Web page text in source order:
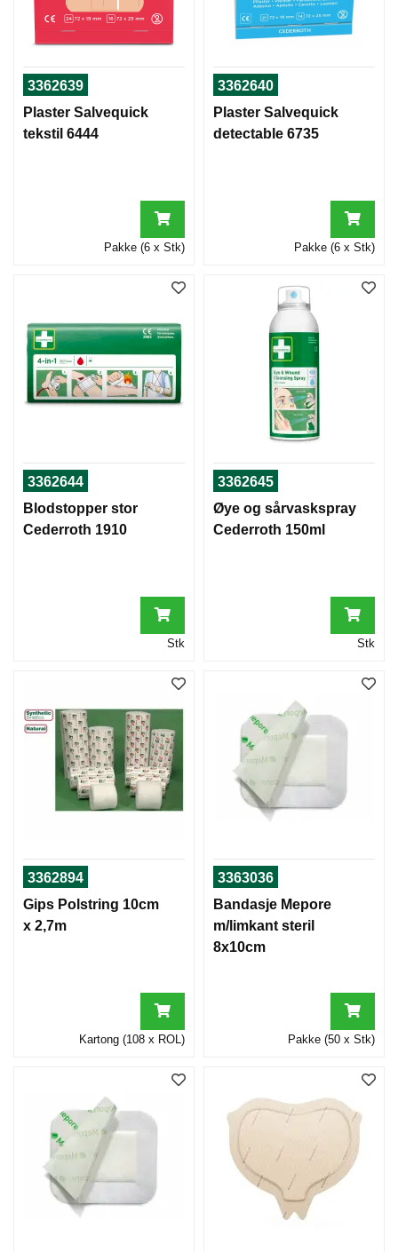
3362639
Plaster Salvequick
tekstil 6444
Pakke (6 x Stk)
3362640
Plaster Salvequick
detectable 6735
Pakke (6 x Stk)
3362644
Blodstopper stor
Cederroth 1910
Stk
3362645
Øye og sårvaskspray
Cederroth 150ml
Stk
3362894
Gips Polstring 10cm
x 2,7m
Kartong (108 x ROL)
3363036
Bandasje Mepore
m/limkant steril
8x10cm
Pakke (50 x Stk)